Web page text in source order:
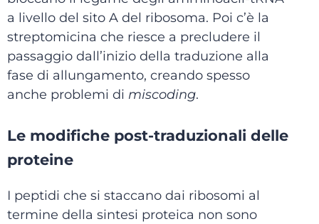
a livello del sito A del ribosoma. Poi c’è la
streptomicina che riesce a precludere il
passaggio dall’inizio della traduzione alla
fase di allungamento, creando spesso
anche problemi di miscoding.
Le modifiche post-traduzionali delle
proteine
I peptidi che si staccano dai ribosomi al
termine della sintesi proteica non sono